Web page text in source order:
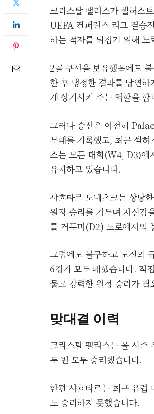
크리스탈 팰리스가 셀허스
UEFA 컨퍼런스 리그 결승
하는 적자를 뒤집기 위해 노
2골 쿠션을 보유했음에도
한 후 냉정한 결과를 당연
게 상기시켜 주는 역할을
그러나 승산은 여전히
무패를 기록했고, 최근 셀
스는 모든 대회(W4, D3)에
유지하고 있습니다.
샤흐타르 도네츠크는 상당
원정 승리를 거두며 자신감
를 거두며(D2) 도로에서의
그럼에도 불구하고 도전의
6경기 모두 패했습니다. 직
물고 강력한 원정 승리가 필
맞대결 이력
크리스탈 팰리스는 올 시즌
두 번 모두 승리했습니다.
한편 샤흐타르는 최근 유럽
도 승리하지 못했습니다.